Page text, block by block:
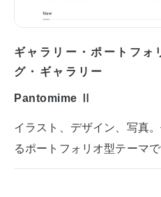
ギャラリー・ポートフォ
グ・ギャラリー
Pantomime Ⅱ
イラスト、デザイン、写真
るポートフォリオ型テーマ